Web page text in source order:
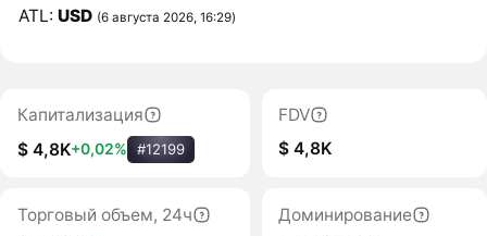
ATL:USD (6 августа 2026, 16:29)
Капитализация
$ 4,8K+0,02% #12199
FDV
$ 4,8K
Торговый объем, 24ч
Доминирование